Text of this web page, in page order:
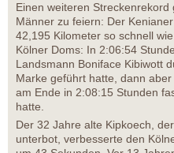
Einen weiteren
Männer zu feiern: Der
42,195 Kilometer so schnell
Kölner Doms: In 2:06:54
Landsmann Boniface Kibiwott
Marke geführt hatte, dann
am Ende in 2:08:15 Stunden
hatte.
Der 32 Jahre alte Kipkoech,
unterbot, verbesserte den